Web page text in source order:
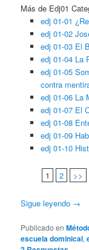
Más de Edj01
edj 01-01
edj 01-02
edj 01-03 El
edj 01-04 La
edj 01-05
contra
edj 01-06 La
edj 01-07 El
edj 01-08
edj 01-09
edj 01-10
1 2 >>
Sigue leyendo →
Publicado en
escuela dominical,